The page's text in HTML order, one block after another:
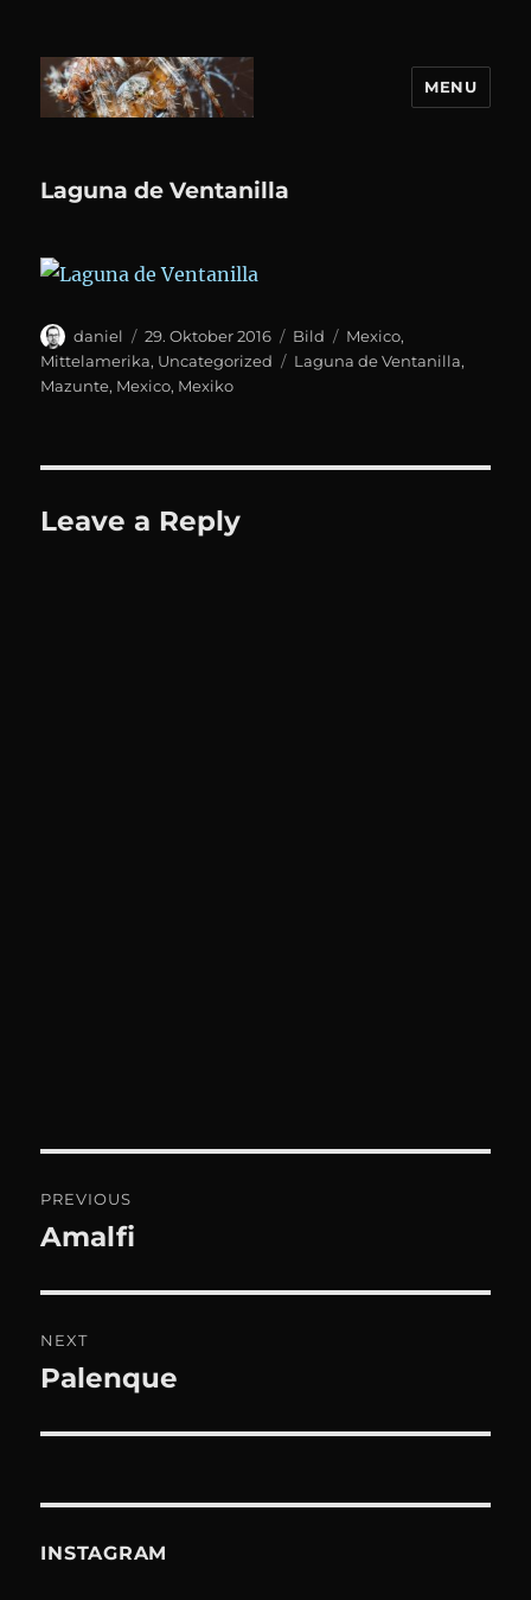
MENU
Laguna de Ventanilla
Author
daniel
Posted
on
29. Oktober 2016 Format
Bild Categories
Mexico,
Mittelamerika, Uncategorized Tags
Laguna de Ventanilla,
Mazunte, Mexico, Mexiko
Leave a Reply
Navigation
PREVIOUS
Previous
Amalfi
NEXT
Next
Palenque
INSTAGRAM